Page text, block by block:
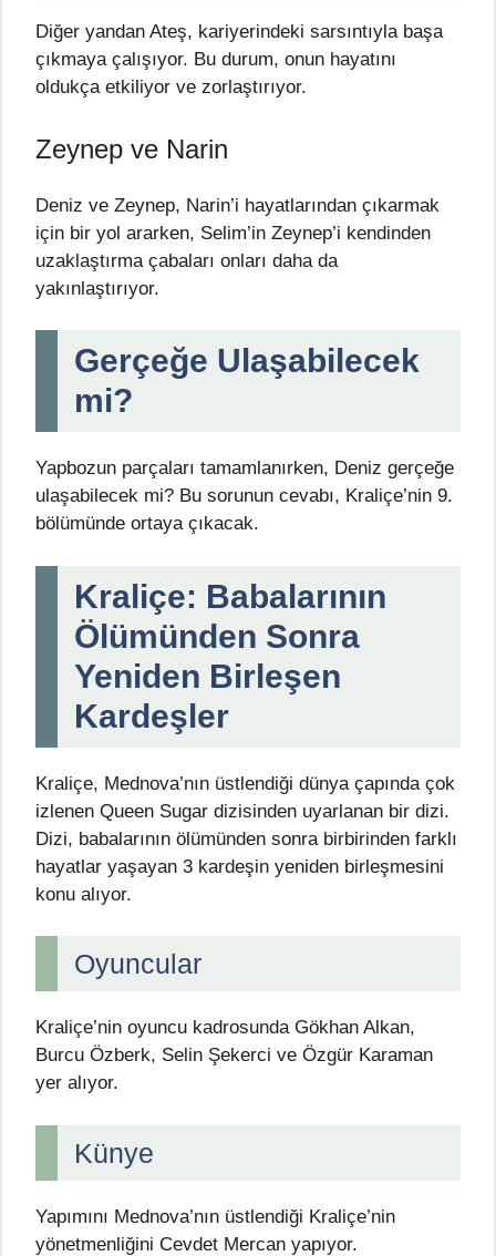
Diğer yandan Ateş, kariyerindeki sarsıntıyla başa
çıkmaya çalışıyor. Bu durum, onun hayatını
oldukça etkiliyor ve zorlaştırıyor.
Zeynep ve Narin
Deniz ve Zeynep, Narin’i hayatlarından çıkarmak
için bir yol ararken, Selim’in Zeynep’i kendinden
uzaklaştırma çabaları onları daha da
yakınlaştırıyor.
Gerçeğe Ulaşabilecek
mi?
Yapbozun parçaları tamamlanırken, Deniz gerçeğe
ulaşabilecek mi? Bu sorunun cevabı, Kraliçe’nin 9.
bölümünde ortaya çıkacak.
Kraliçe: Babalarının
Ölümünden Sonra
Yeniden Birleşen
Kardeşler
Kraliçe, Mednova’nın üstlendiği dünya çapında çok
izlenen Queen Sugar dizisinden uyarlanan bir dizi.
Dizi, babalarının ölümünden sonra birbirinden farklı
hayatlar yaşayan 3 kardeşin yeniden birleşmesini
konu alıyor.
Oyuncular
Kraliçe’nin oyuncu kadrosunda Gökhan Alkan,
Burcu Özberk, Selin Şekerci ve Özgür Karaman
yer alıyor.
Künye
Yapımını Mednova’nın üstlendiği Kraliçe’nin
yönetmenliğini Cevdet Mercan yapıyor.